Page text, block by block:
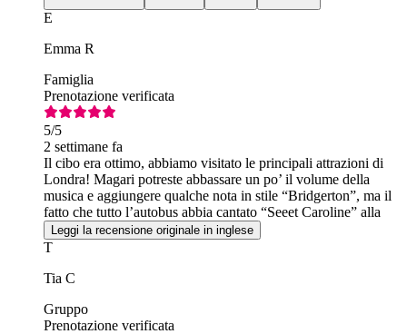
E
Emma R
Famiglia
Prenotazione verificata
5/5
2 settimane fa
Il cibo era ottimo, abbiamo visitato le principali attrazioni di
Londra! Magari potreste abbassare un po’ il volume della
musica e aggiungere qualche nota in stile “Bridgerton”, ma il
fatto che tutto l’autobus abbia cantato “Seeet Caroline” alla
fine del viaggio è stato epico!
Leggi la recensione originale in inglese
T
Tia C
Gruppo
Prenotazione verificata